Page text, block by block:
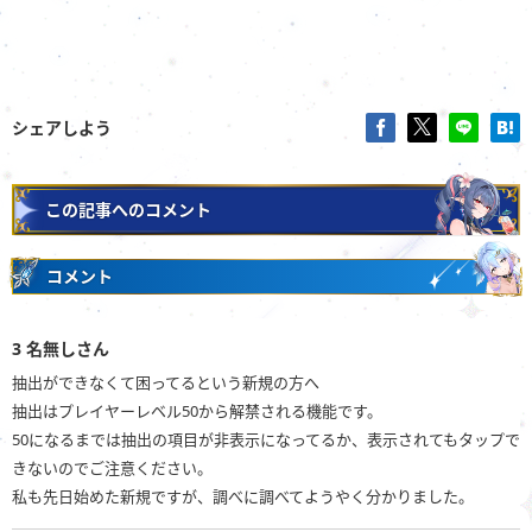
シェアしよう
この記事へのコメント
コメント
3 名無しさん
抽出ができなくて困ってるという新規の方へ
抽出はプレイヤーレベル50から解禁される機能です。
50になるまでは抽出の項目が非表示になってるか、表示されてもタップで
きないのでご注意ください。
私も先日始めた新規ですが、調べに調べてようやく分かりました。